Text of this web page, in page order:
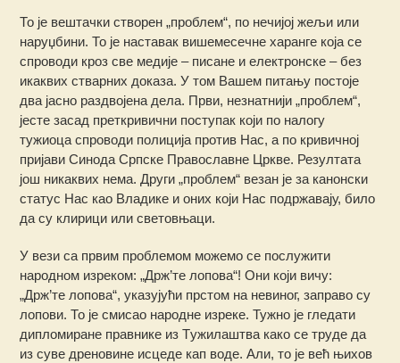
То је вештачки створен „проблем“, по нечијој жељи или
наруџбини. То је наставак вишемесечне харанге која се
спроводи кроз све медије – писане и електронске – без
икаквих стварних доказа. У том Вашем питању постоје
два јасно раздвојена дела. Први, незнатнији „проблем“,
јесте засад преткривични поступак који по налогу
тужиоца спроводи полиција против Нас, а по кривичној
пријави Синода Српске Православне Цркве. Резултата
још никаквих нема. Други „проблем“ везан је за канонски
статус Нас као Владике и оних који Нас подржавају, било
да су клирици или световњаци.
У вези са првим проблемом можемо се послужити
народном изреком: „Држ’те лопова“! Они који вичу:
„Држ’те лопова“, указујући прстом на невиног, заправо су
лопови. То је смисао народне изреке. Тужно је гледати
дипломиране правнике из Tужилаштва како се труде да
из суве дреновине исцеде кап воде. Али, то је већ њихов